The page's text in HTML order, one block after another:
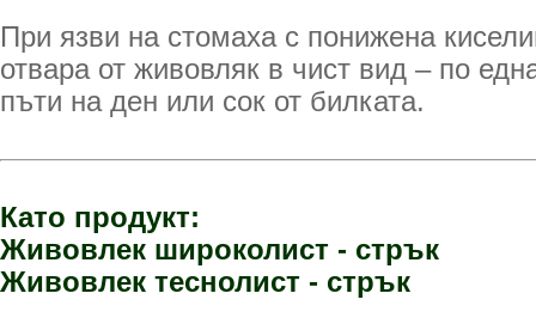
При язви на стомаха с понижена
отвара от живовляк в чист вид – по
пъти на ден или сок от билката.
Като продукт:
Живовлек широколист - стрък
Живовлек теснолист - стрък